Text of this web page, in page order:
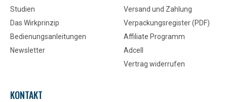
Studien
Das Wirkprinzip
Bedienungsanleitungen
Newsletter
Versand und Zahlung
Verpackungsregister (PDF)
Affiliate Programm
Adcell
Vertrag widerrufen
KONTAKT